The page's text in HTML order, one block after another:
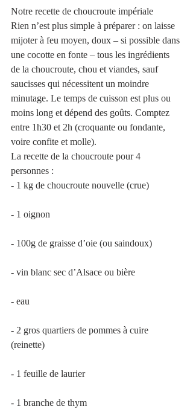
Notre recette de choucroute impériale
Rien n’est plus simple à préparer : on laisse
mijoter à feu moyen, doux – si possible dans
une cocotte en fonte – tous les ingrédients
de la choucroute, chou et viandes, sauf
saucisses qui nécessitent un moindre
minutage. Le temps de cuisson est plus ou
moins long et dépend des goûts. Comptez
entre 1h30 et 2h (croquante ou fondante,
voire confite et molle).
La recette de la choucroute pour 4
personnes :
- 1 kg de choucroute nouvelle (crue)
- 1 oignon
- 100g de graisse d’oie (ou saindoux)
- vin blanc sec d’Alsace ou bière
- eau
- 2 gros quartiers de pommes à cuire
(reinette)
- 1 feuille de laurier
- 1 branche de thym